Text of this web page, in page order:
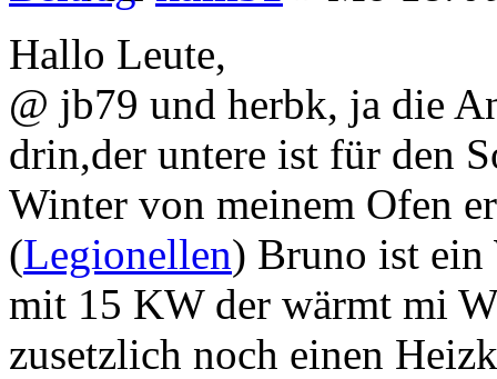
Hallo Leute,
@ jb79 und herbk, ja die
drin,der untere ist für den
Winter von meinem Ofen
(Legionellen) Bruno ist ein
mit 15 KW der wärmt mi
zusetzlich noch einen